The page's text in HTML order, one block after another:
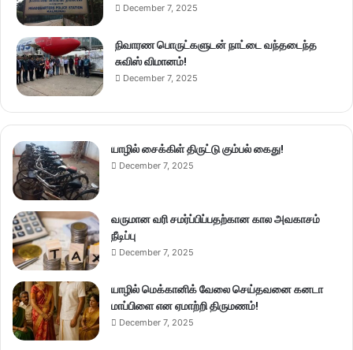
December 7, 2025
நிவாரண பொருட்களுடன் நாட்டை வந்தடைந்த
சுவிஸ் விமானம்!
December 7, 2025
யாழில் சைக்கிள் திருட்டு கும்பல் கைது!
December 7, 2025
வருமான வரி சமர்ப்பிப்பதற்கான கால அவகாசம்
நீடிப்பு
December 7, 2025
யாழில் மெக்கானிக் வேலை செய்தவனை கனடா
மாப்பிளை என ஏமாற்றி திருமணம்!
December 7, 2025